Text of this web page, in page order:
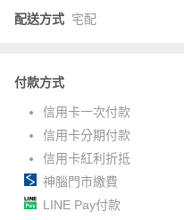
配送方式 宅配
付款方式
信用卡一次付款
信用卡分期付款
信用卡紅利折抵
神腦門市繳費
LINE Pay付款